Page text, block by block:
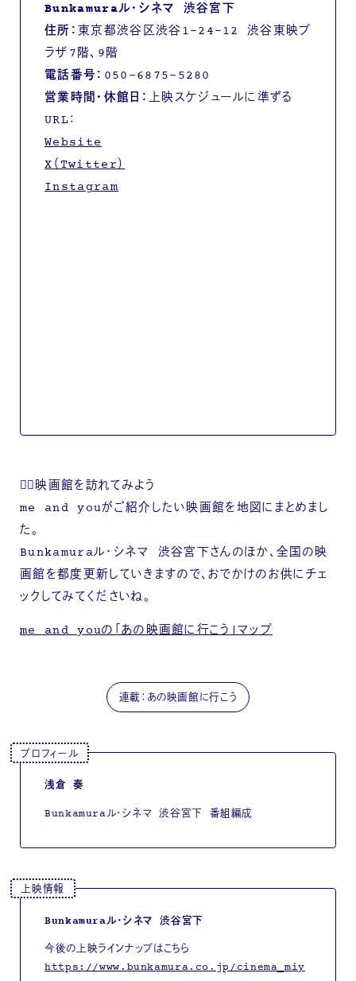
Bunkamuraル・シネマ 渋谷宮下
住所：東京都渋谷区渋谷1-24-12 渋谷東映プ
ラザ7階、9階
電話番号： 050-6875-5280
営業時間・休館日：上映スケジュールに準ずる
URL：
Website
X（Twitter）
Instagram
🚶‍♀️映画館を訪れてみよう
me and youがご紹介したい映画館を地図にまとめまし
た。
Bunkamuraル・シネマ 渋谷宮下さんのほか、全国の映
画館を都度更新していきますので、おでかけのお供にチェ
ックしてみてくださいね。
me and youの「あの映画館に行こう」マップ
連載：あの映画館に行こう
浅倉 奏
Bunkamuraル・シネマ 渋谷宮下 番組編成
プロフィール
Bunkamuraル・シネマ 渋谷宮下
今後の上映ラインナップはこちら
https://www.bunkamura.co.jp/cinema_miy
上映情報